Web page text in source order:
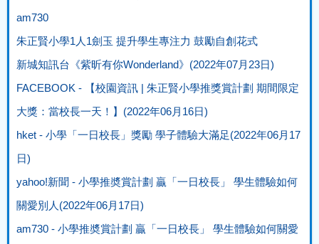
am730
朱正賢小學1人1劍玉 提升學生專注力 鼓勵自創花式
新城知訊台《紫昕有你Wonderland》(2022年07月23日)
FACEBOOK - 【校園資訊 | 朱正賢小學推獎賞計劃 期間限定
大獎：當校長一天！】(2022年06月16日)
hket - 小學「一日校長」獎勵 學子體驗大滿足(2022年06月17
日)
yahoo!新聞 - 小學推奬賞計劃 贏「一日校長」 學生體驗如何
關愛別人(2022年06月17日)
am730 - 小學推奬賞計劃 贏「一日校長」 學生體驗如何關愛